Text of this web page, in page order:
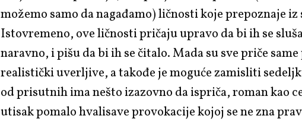
možemo samo da nagađamo) ličnosti koje prepoznaje
Istovremeno, ove ličnosti pričaju upravo da bi ih se
naravno, i pišu da bi ih se čitalo. Mada su sve priče same
realistički uverljive, a takođe je moguće zamisliti
od prisutnih ima nešto izazovno da ispriča, roman kao
utisak pomalo hvalisave provokacije kojoj se ne zna